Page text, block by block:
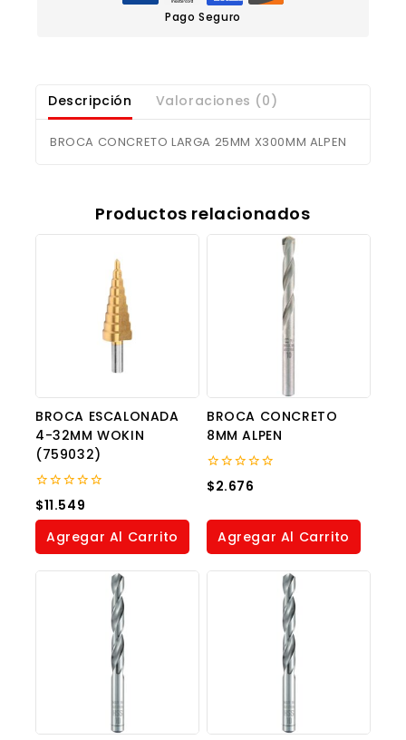
Pago Seguro
Descripción Valoraciones (0)
BROCA CONCRETO LARGA 25MM X300MM ALPEN
Productos relacionados
BROCA ESCALONADA
4-32MM WOKIN
(759032)
0
out
of
$11.549
Agregar Al Carrito
BROCA CONCRETO
8MM ALPEN
0
out
5
$2.676
Agregar Al Carrito